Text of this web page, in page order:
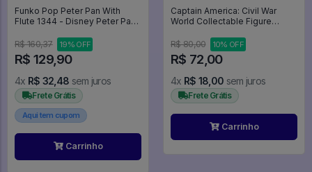
Funko Pop Peter Pan With
Flute 1344 - Disney Peter Pan
R$ 160,37
19% OFF
R$ 129,90
4x R$ 32,48 sem juros
Frete Grátis
Aqui tem cupom
Carrinho
Captain America: Civil War
World Collectable Figure
América: Guerra Civil
R$ 80,00 10% OFF
R$ 72,00
4x R$ 18,00 sem juros
Frete Grátis
Carrinho